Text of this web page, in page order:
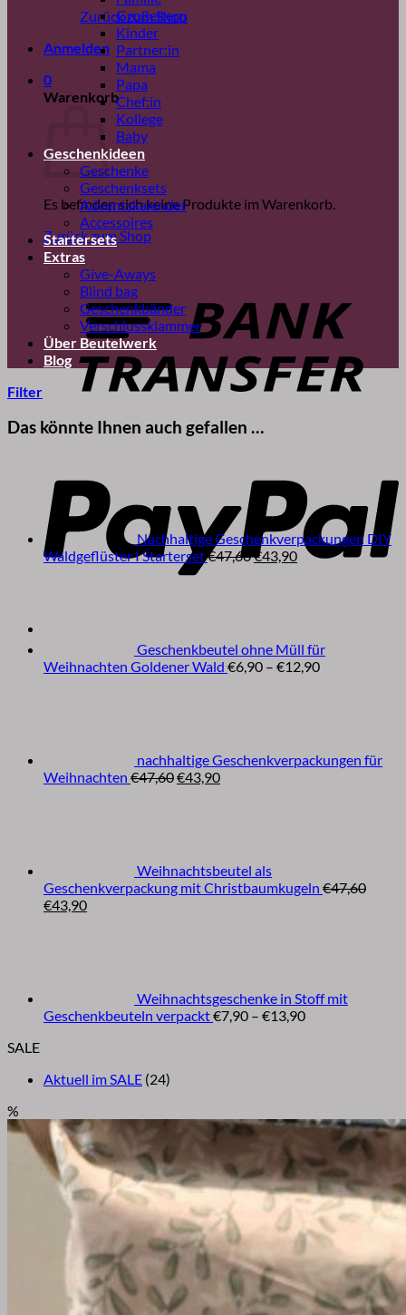
Zurück zum Shop
Anmelden
0
Warenkorb
Es befinden sich keine Produkte im Warenkorb.
Zurück zum Shop
Großeltern
Kinder
Partner:in
Mama
Papa
Chef:in
Kollege
Baby
Geschenkideen
Geschenke
Geschenksets
Adventskalender
Accessoires
Startersets
Extras
Give-Aways
Blind bag
Geschenkbänder
Verschlussklammer
Über Beutelwerk
Blog
Filter
Das könnte Ihnen auch gefallen …
Nachhaltige Geschenkverpackungen DIY
Waldgeflüster I Starterset€47,60Ursprünglicher
€43,90Aktueller
Geschenkbeutel ohne Müll für
Weihnachten Goldener Wald €6,90 – €12,90Preisspanne:
nachhaltige Geschenkverpackungen für
Weihnachten €47,60Ursprünglicher
€43,90Aktueller
Weihnachtsbeutel als
Geschenkverpackung mit Christbaumkugeln €47,60
Ursprünglicher
€43,90Aktueller
Weihnachtsgeschenke in Stoff mit
Geschenkbeuteln verpackt€7,90 – €13,90Preisspanne:
SALE
Aktuell im SALE (24)
%